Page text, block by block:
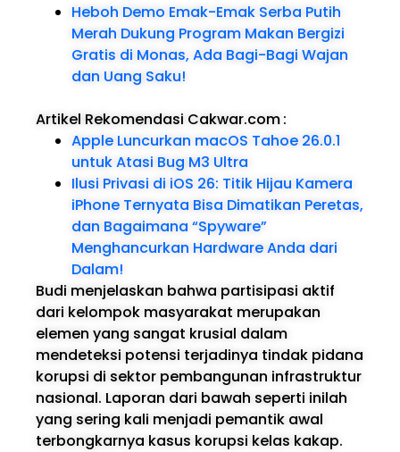
Heboh Demo Emak-Emak Serba Putih
Merah Dukung Program Makan Bergizi
Gratis di Monas, Ada Bagi-Bagi Wajan
dan Uang Saku!
Artikel Rekomendasi Cakwar.com:
Apple Luncurkan macOS Tahoe 26.0.1
untuk Atasi Bug M3 Ultra
Ilusi Privasi di iOS 26: Titik Hijau Kamera
iPhone Ternyata Bisa Dimatikan Peretas,
dan Bagaimana “Spyware”
Menghancurkan Hardware Anda dari
Dalam!
Budi menjelaskan bahwa partisipasi aktif
dari kelompok masyarakat merupakan
elemen yang sangat krusial dalam
mendeteksi potensi terjadinya tindak pidana
korupsi di sektor pembangunan infrastruktur
nasional. Laporan dari bawah seperti inilah
yang sering kali menjadi pemantik awal
terbongkarnya kasus korupsi kelas kakap.